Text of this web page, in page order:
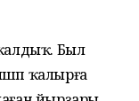
ҡалдыҡ. Был
ҡалырға